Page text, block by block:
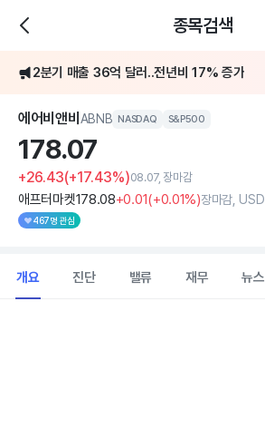
종목검색
2분기 매출 36억 달러..전년비 17% 증가
에어비앤비 ABNB NASDAQ S&P500
178.07
+26.43(+17.43%)08.07, 장마감
애프터마켓178.08+0.01(+0.01%)장마감, USD
467명 관심
개요 진단 밸류 재무 뉴스